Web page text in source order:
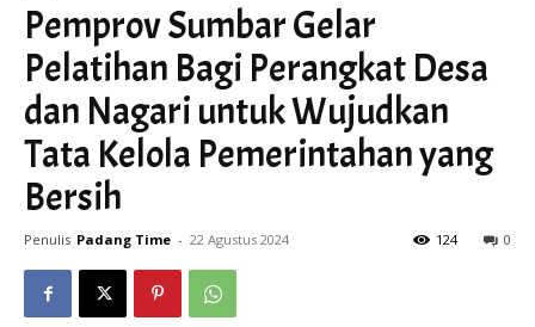
Pemprov Sumbar Gelar
Pelatihan Bagi Perangkat Desa
dan Nagari untuk Wujudkan
Tata Kelola Pemerintahan yang
Bersih
Penulis Padang Time - 22 Agustus 2024 0
124